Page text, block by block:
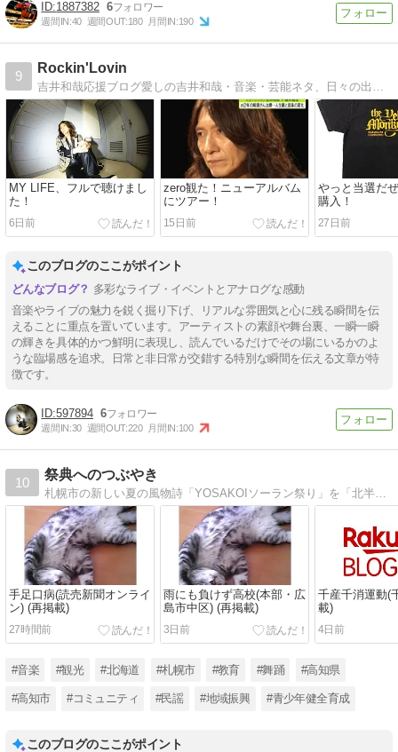
1887382 6
週間IN:40 週間OUT:180 月間IN:190
9
Rockin'Lovin
吉井和哉応援ブログ愛しの吉井和哉・音楽・芸能ネタ、日々の出来事を勝手気ままに書いちゃいマス
MY LIFE、フルで聴けまし
た！
6日前
zero観た！ニューアルバム
にツアー！
15日前
やっと当選だ
購入！
27日前
このブログのここがポイント
多彩なライブ・イベントとアナログな感動
音楽やライブの魅力を鋭く掘り下げ、リアルな雰囲気と心に残る瞬間を伝
えることに重点を置いています。アーティストの素顔や舞台裏、一瞬一瞬
の輝きを具体的かつ鮮明に表現し、読んでいるだけでその場にいるかのよ
うな臨場感を追求。日常と非日常が交錯する特別な瞬間を伝える文章が特
徴です。
597894 6
週間IN:30 週間OUT:220 月間IN:100
10
祭典へのつぶやき
札幌市の新しい夏の風物詩「YOSAKOIソーラン祭り」を「北半球の祭典」に留まらず、「三ツ星の祭典」に発展させましょう。
手足口病(読売新聞オンライ
ン) (再掲載)
27時間前
雨にも負けず高校(本部・広
島市中区) (再掲載)
3日前
千産千消運動(
載)
4日前
#音楽 #観光 #北海道 #札幌市 #教育 #舞踊 #高知県
#高知市 #コミュニティ #民謡 #地域振興 #青少年健全育成
このブログのここがポイント